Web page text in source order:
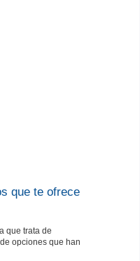
que te ofrece
que trata de
opciones que han